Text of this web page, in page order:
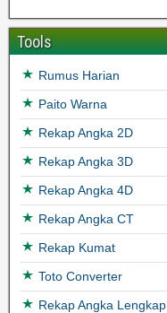
Tools
Rumus Harian
Paito Warna
Rekap Angka 2D
Rekap Angka 3D
Rekap Angka 4D
Rekap Angka CT
Rekap Kumat
Toto Converter
Rekap Angka Lengkap